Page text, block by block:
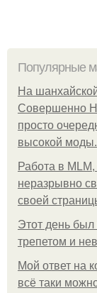
Популярные
На
Совершенно
просто
высокой моды.
Работа в
неразрывно
своей
Этот день был
трепетом и
Мой ответ на
всё таки